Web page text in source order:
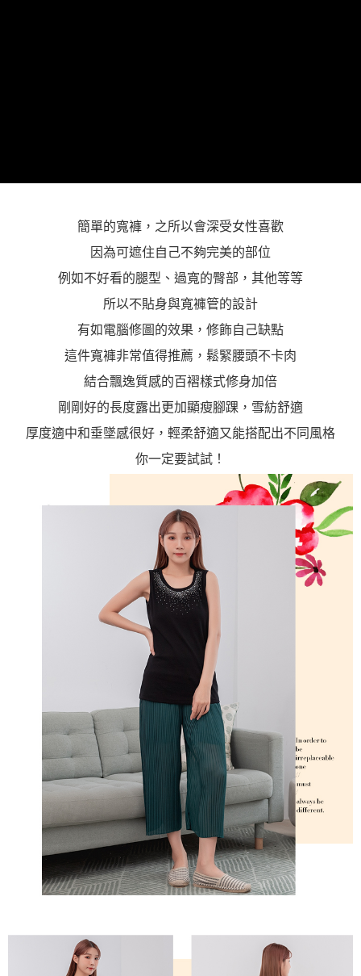
簡單的寬褲，之所以會深受女性喜歡
因為可遮住自己不夠完美的部位
例如不好看的腿型、過寬的臀部，其他等等
所以不貼身與寬褲管的設計
有如電腦修圖的效果，修飾自己缺點
這件寬褲非常值得推薦，鬆緊腰頭不卡肉
結合飄逸質感的百褶樣式修身加倍
剛剛好的長度露出更加顯瘦腳踝，雪紡舒適
厚度適中和垂墜感很好，輕柔舒適又能搭配出不同風格
你一定要試試！